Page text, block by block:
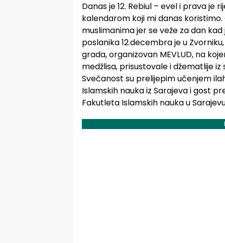
Danas je 12. Rebiul – evel i prava
kalendarom koji mi danas
muslimanima jer se veže za dan
poslanika 12.decembra je u
grada, organizovan MEVLUD, na
medžlisa, prisustovale i džematlije
Svečanost su prelijepim učenjem
Islamskih nauka iz Sarajeva i gost
Fakutleta Islamskih nauka u